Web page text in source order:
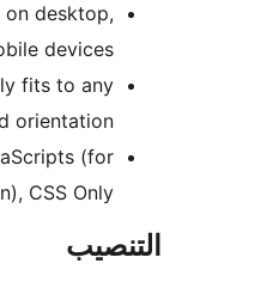
Works perfectly on desktop,
tablet and mobile devices.
Automatically fits to any
device and orientation.
Doesn’t use JavaScripts (for
non-AMP version), CSS Only.